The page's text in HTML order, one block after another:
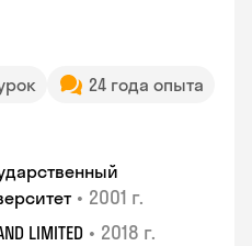
24 года опыта
• 2001 г.
LIMITED • 2018 г.